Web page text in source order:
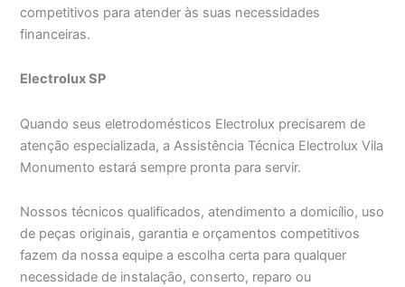
competitivos para atender às suas necessidades
financeiras.
Electrolux SP
Quando seus eletrodomésticos Electrolux precisarem de
atenção especializada, a Assistência Técnica Electrolux Vila
Monumento estará sempre pronta para servir.
Nossos técnicos qualificados, atendimento a domicílio, uso
de peças originais, garantia e orçamentos competitivos
fazem da nossa equipe a escolha certa para qualquer
necessidade de instalação, conserto, reparo ou